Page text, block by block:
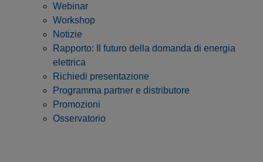
Webinar
Workshop
Notizie
Rapporto: Il futuro della domanda di energia
elettrica
Richiedi presentazione
Programma partner e distributore
Promozioni
Osservatorio